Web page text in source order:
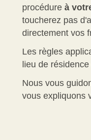
procédure à
toucherez pas
directement vos
Les règles
lieu de
Nous vous
vous expliquons